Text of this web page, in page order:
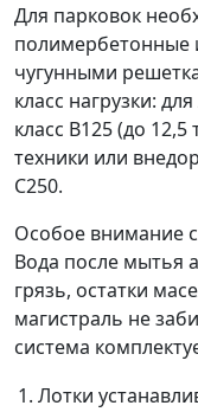
Для парковок
полимербетонные
чугунными
класс нагрузки:
класс B125 (до
техники или
C250.
Особое внимание
Вода после мытья
грязь, остатки
магистраль не
система
Лотки